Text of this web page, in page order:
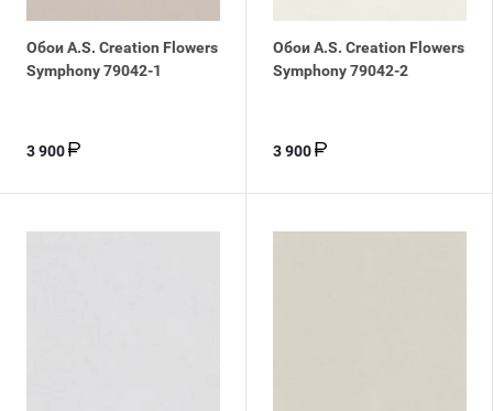
Обои A.S. Creation Flowers
Symphony 79042-1
3 900
Обои A.S. Creation Flowers
Symphony 79042-2
3 900